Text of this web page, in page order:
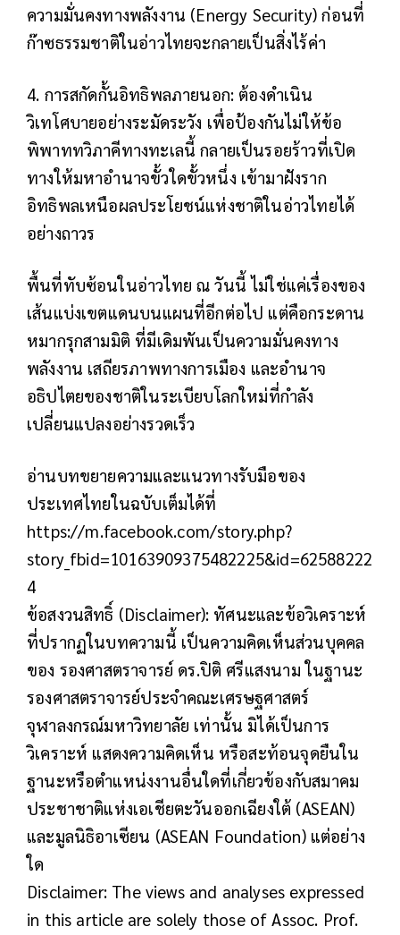
ความมั่นคงทางพลังงาน (Energy Security) ก่อนที่
ก๊าซธรรมชาติในอ่าวไทยจะกลายเป็นสิ่งไร้ค่า
4. การสกัดกั้นอิทธิพลภายนอก: ต้องดำเนิน
วิเทโศบายอย่างระมัดระวัง เพื่อป้องกันไม่ให้ข้อ
พิพาททวิภาคีทางทะเลนี้ กลายเป็นรอยร้าวที่เปิด
ทางให้มหาอำนาจขั้วใดขั้วหนึ่ง เข้ามาฝังราก
อิทธิพลเหนือผลประโยชน์แห่งชาติในอ่าวไทยได้
อย่างถาวร
พื้นที่ทับซ้อนในอ่าวไทย ณ วันนี้ ไม่ใช่แค่เรื่องของ
เส้นแบ่งเขตแดนบนแผนที่อีกต่อไป แต่คือกระดาน
หมากรุกสามมิติ ที่มีเดิมพันเป็นความมั่นคงทาง
พลังงาน เสถียรภาพทางการเมือง และอำนาจ
อธิปไตยของชาติในระเบียบโลกใหม่ที่กำลัง
เปลี่ยนแปลงอย่างรวดเร็ว
อ่านบทขยายความและแนวทางรับมือของ
ประเทศไทยในฉบับเต็มได้ที่
https://m.facebook.com/story.php?
story_fbid=10163909375482225&id=62588222
4
ข้อสงวนสิทธิ์ (Disclaimer): ทัศนะและข้อวิเคราะห์
ที่ปรากฏในบทความนี้ เป็นความคิดเห็นส่วนบุคคล
ของ รองศาสตราจารย์ ดร.ปิติ ศรีแสงนาม ในฐานะ
รองศาสตราจารย์ประจำคณะเศรษฐศาสตร์
จุฬาลงกรณ์มหาวิทยาลัย เท่านั้น มิได้เป็นการ
วิเคราะห์ แสดงความคิดเห็น หรือสะท้อนจุดยืนใน
ฐานะหรือตำแหน่งงานอื่นใดที่เกี่ยวข้องกับสมาคม
ประชาชาติแห่งเอเชียตะวันออกเฉียงใต้ (ASEAN)
และมูลนิธิอาเซียน (ASEAN Foundation) แต่อย่าง
ใด
Disclaimer: The views and analyses expressed
in this article are solely those of Assoc. Prof.